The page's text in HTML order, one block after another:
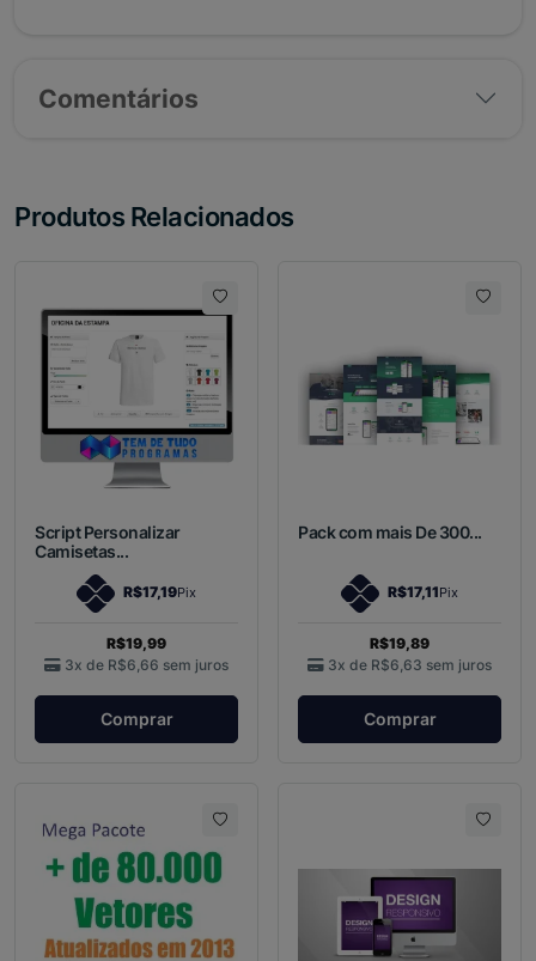
Comentários
Produtos Relacionados
Script Personalizar
Camisetas...
R$17,19Pix
R$19,99
3x de R$6,66 sem juros
Comprar
Pack com mais De 300...
R$17,11Pix
R$19,89
3x de R$6,63 sem juros
Comprar